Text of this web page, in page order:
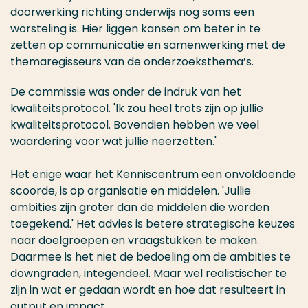
doorwerking richting onderwijs nog soms een
worsteling is. Hier liggen kansen om beter in te
zetten op communicatie en samenwerking met de
themaregisseurs van de onderzoeksthema’s.
De commissie was onder de indruk van het
kwaliteitsprotocol. 'Ik zou heel trots zijn op jullie
kwaliteitsprotocol. Bovendien hebben we veel
waardering voor wat jullie neerzetten.'
Het enige waar het Kenniscentrum een onvoldoende
scoorde, is op organisatie en middelen. 'Jullie
ambities zijn groter dan de middelen die worden
toegekend.' Het advies is betere strategische keuzes
naar doelgroepen en vraagstukken te maken.
Daarmee is het niet de bedoeling om de ambities te
downgraden, integendeel. Maar wel realistischer te
zijn in wat er gedaan wordt en hoe dat resulteert in